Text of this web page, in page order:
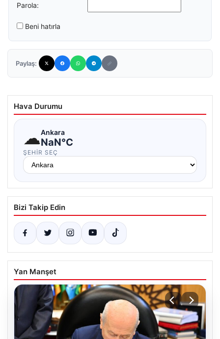
Parola:
Beni hatırla
Paylaş:
Hava Durumu
☁Ankara
NaN°C
ŞEHIR SEÇ
Bizi Takip Edin
Yan Manşet